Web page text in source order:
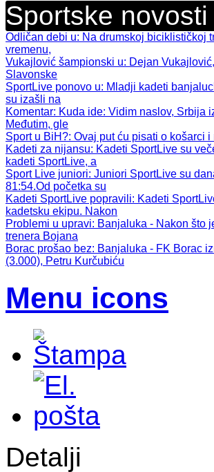
Sportske novosti
Odličan debi u: Na drumskoj biciklističkoj
vremenu,
Vukajlović šampionski u: Dejan
Slavonske
SportLive ponovo u: Mladji kadeti
su izašli na
Komentar: Kuda ide: Vidim naslov, Srbija
Međutim, gle
Sport u BiH?: Ovaj put ću pisati o košarci
Kadeti za nijansu: Kadeti SportLive su
kadeti SportLive, a
Sport Live juniori: Juniori SportLive su
81:54.Od početka su
Kadeti SportLive popravili: Kadeti
kadetsku ekipu. Nakon
Problemi u upravi: Banjaluka - Nakon što
trenera Bojana
Borac prošao bez: Banjaluka - FK Borac
(3.000), Petru Kurčubiću
Menu icons
Detalji